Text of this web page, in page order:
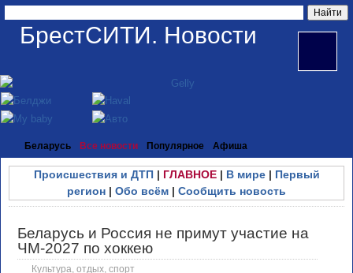
БрестСИТИ. Новости
Беларусь Все новости Популярное Афиша
Происшествия и ДТП| ГЛАВНОЕ| В мире| Первый
регион | Обо всём | Сообщить новость
Беларусь и Россия не примут участие на
ЧМ-2027 по хоккею
Культура, отдых, спорт